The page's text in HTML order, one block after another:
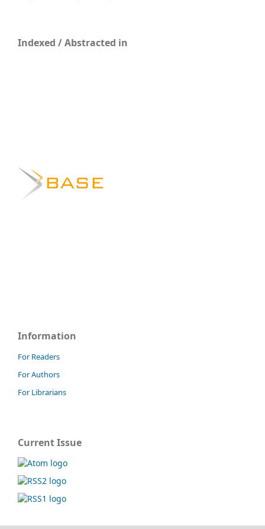
Indexed / Abstracted in
Information
For Readers
For Authors
For Librarians
Current Issue